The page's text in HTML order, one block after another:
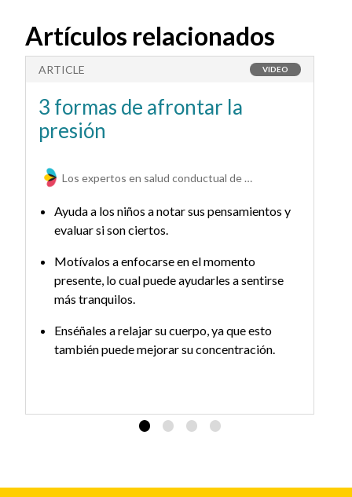
Artículos relacionados
ARTICLE VIDEO
3 formas de afrontar la
presión
Los expertos en salud conductual de The Kids Mental Health Foundation
Ayuda a los niños a notar sus pensamientos y
evaluar si son ciertos.
Motívalos a enfocarse en el momento
presente, lo cual puede ayudarles a sentirse
más tranquilos.
Enséñales a relajar su cuerpo, ya que esto
también puede mejorar su concentración.